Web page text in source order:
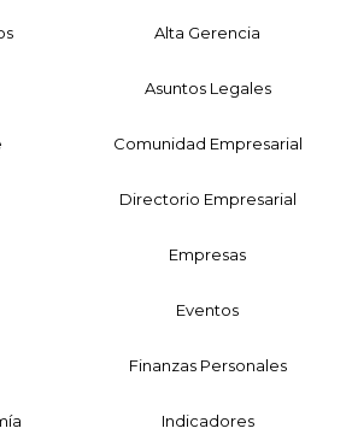
Alta Gerencia
Asuntos Legales
Comunidad Empresarial
Directorio Empresarial
Empresas
Eventos
Finanzas Personales
Indicadores